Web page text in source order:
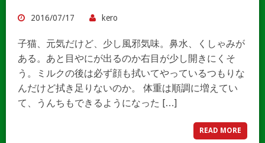
2016/07/17 kero
子猫、元気だけど、少し風邪気味。鼻水、くしゃみが
ある。あと目やにが出るのか右目が少し開きにくそ
う。ミルクの後は必ず顔も拭いてやっているつもりな
んだけど拭き足りないのか。 体重は順調に増えてい
て、うんちもできるようになった […]
READ MORE